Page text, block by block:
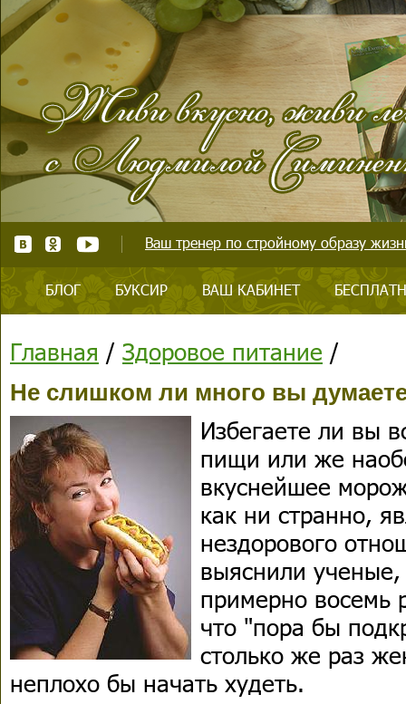
Ваш тренер по стройному образу
БЛОГ БУКСИР ВАШ КАБИНЕТ
Главная / Здоровое питание /
Не слишком ли много вы
Избегаете ли вы
пищи или же
вкуснейшее
как ни странно,
нездорового
выяснили
примерно восемь
что "пора бы
столько же раз
неплохо бы начать худеть.